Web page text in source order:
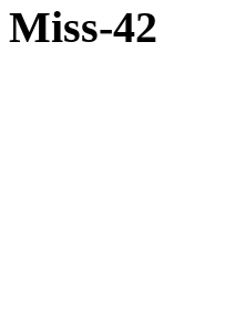
Miss-42